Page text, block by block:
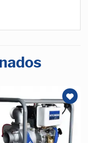
Añadir
a la
Lista de
deseos